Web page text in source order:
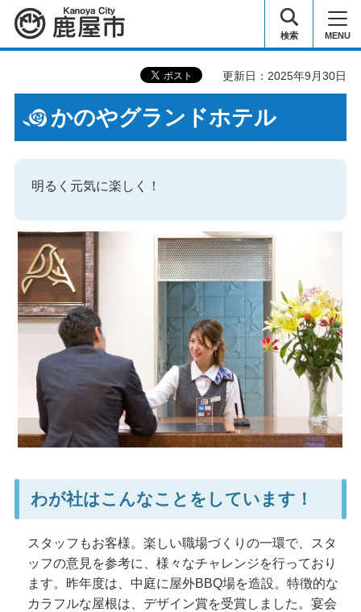
鹿屋市 検索 MENU
更新日：2025年9月30日
かのやグランドホテル
明るく元気に楽しく！
わが社はこんなことをしています！
スタッフもお客様。楽しい職場づくりの一環で、スタ
ッフの意見を参考に、様々なチャレンジを行っており
ます。昨年度は、中庭に屋外BBQ場を造設。特徴的な
カラフルな屋根は、デザイン賞を受賞しました。宴会